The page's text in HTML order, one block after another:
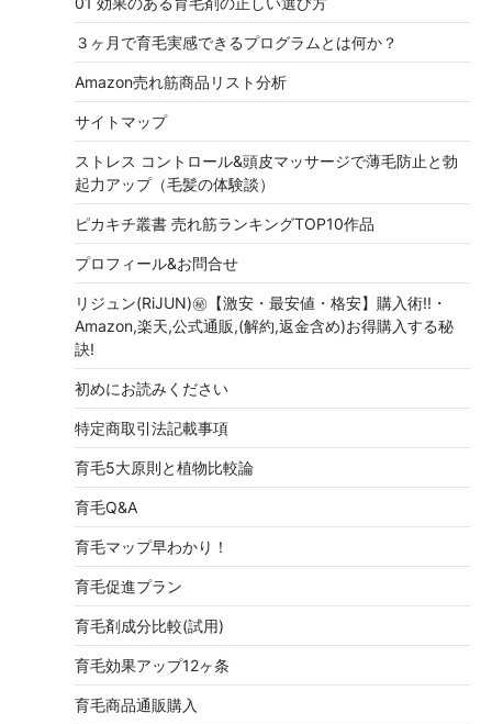
３ヶ月で育毛実感できるプログラムとは何か？
Amazon売れ筋商品リスト分析
サイトマップ
ストレス コントロール&頭皮マッサージで薄毛防止と勃
起力アップ（毛髪の体験談）
ピカキチ叢書 売れ筋ランキングTOP10作品
プロフィール&お問合せ
リジュン(RiJUN)㊙【激安・最安値・格安】購入術!!・
Amazon,楽天,公式通販,(解約,返金含め)お得購入する秘
訣!
初めにお読みください
特定商取引法記載事項
育毛5大原則と植物比較論
育毛Q&A
育毛マップ早わかり！
育毛促進プラン
育毛剤成分比較(試用)
育毛効果アップ12ヶ条
育毛商品通販購入